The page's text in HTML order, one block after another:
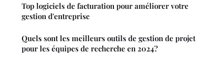
Top logiciels de facturation pour améliorer votre
gestion d'entreprise
Quels sont les meilleurs outils de gestion de projet
pour les équipes de recherche en 2024?